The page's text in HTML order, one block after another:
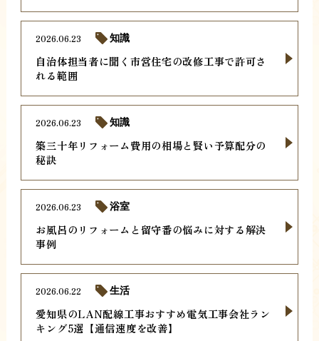
自治体担当者に聞く市営住宅の改修工事で許可さ
れる範囲
2026.06.23 知識
築三十年リフォーム費用の相場と賢い予算配分の
秘訣
2026.06.23 知識
お風呂のリフォームと留守番の悩みに対する解決
事例
2026.06.23 浴室
愛知県のLAN配線工事おすすめ電気工事会社ラン
キング5選【通信速度を改善】
2026.06.22 生活